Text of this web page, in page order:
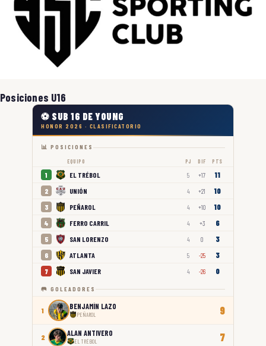
Posiciones U16
⚽ SUB 16 DE YOUNG
HONOR 2026 · CLASIFICATORIO
📊 POSICIONES
EQUIPO PJ DIF PTS
1 EL TRÉBOL 5 +17 11
2 UNIÓN 4 +21 10
3 PEÑAROL 4 +10 10
4 FERRO CARRIL 4 +3 6
5 SAN LORENZO 4 0 3
6 ATLANTA 5 -25 3
7 SAN JAVIER 4 -26 0
🥅 GOLEADORES
1 BENJAMÍN LAZO
PEÑAROL 9
2 ALAN ANTIVERO
EL TRÉBOL 7